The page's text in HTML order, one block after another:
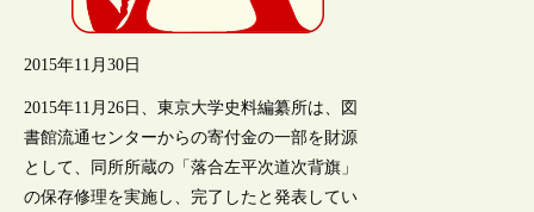
2015年11月30日
2015年11月26日、東京大学史料編纂所は、図
書館流通センターからの寄付金の一部を財源
として、同所所蔵の「落合左平次道次背旗」
の保存修理を実施し、完了したと発表してい